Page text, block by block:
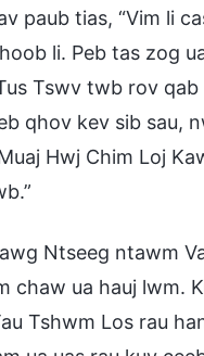
paub tias, “Vim li
li. Peb tas zog
Tswv twb rov
qhov kev sib sau,
Hwj Chim Loj
Ntseeg ntawm
chaw ua hauj lwm.
Tshwm Los rau